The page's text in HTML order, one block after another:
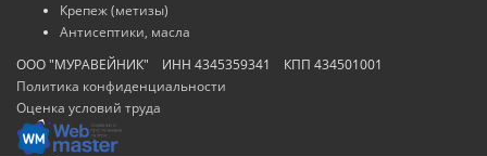
Крепеж (метизы)
Антисептики, масла
ООО "МУРАВЕЙНИК" ИНН 4345359341 КПП 434501001
Политика конфиденциальности
Оценка условий труда